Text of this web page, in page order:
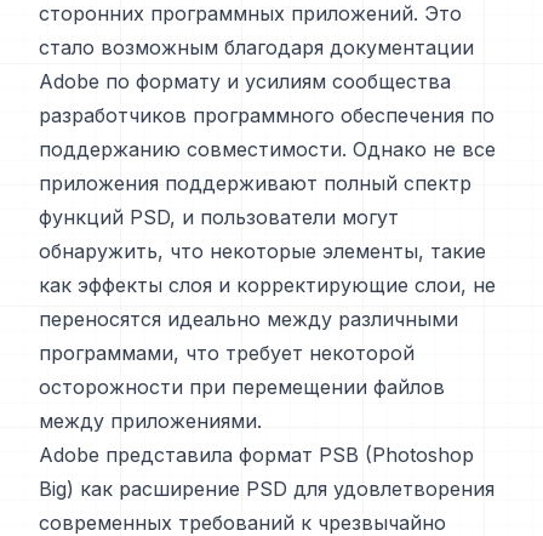
сторонних программных приложений. Это
стало возможным благодаря документации
Adobe по формату и усилиям сообщества
разработчиков программного обеспечения по
поддержанию совместимости. Однако не все
приложения поддерживают полный спектр
функций PSD, и пользователи могут
обнаружить, что некоторые элементы, такие
как эффекты слоя и корректирующие слои, не
переносятся идеально между различными
программами, что требует некоторой
осторожности при перемещении файлов
между приложениями.
Adobe представила формат PSB (Photoshop
Big) как расширение PSD для удовлетворения
современных требований к чрезвычайно